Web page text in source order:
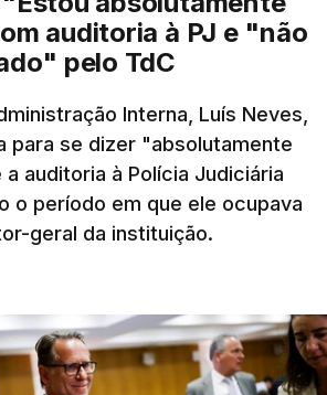
auditoria à PJ e "não
pelo TdC
Interna, Luís Neves,
para se dizer "absolutamente
auditoria à Polícia Judiciária
o período em que ele ocupava
geral da instituição.